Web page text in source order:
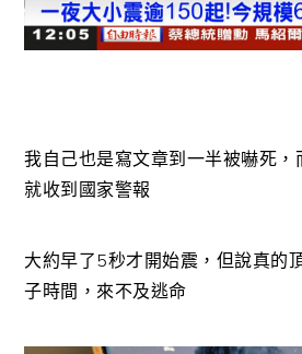
我自己也是寫文章到一半被嚇死
就收到國家警報
大約早了5秒才開始震，但說真的
子時間，來不及逃命